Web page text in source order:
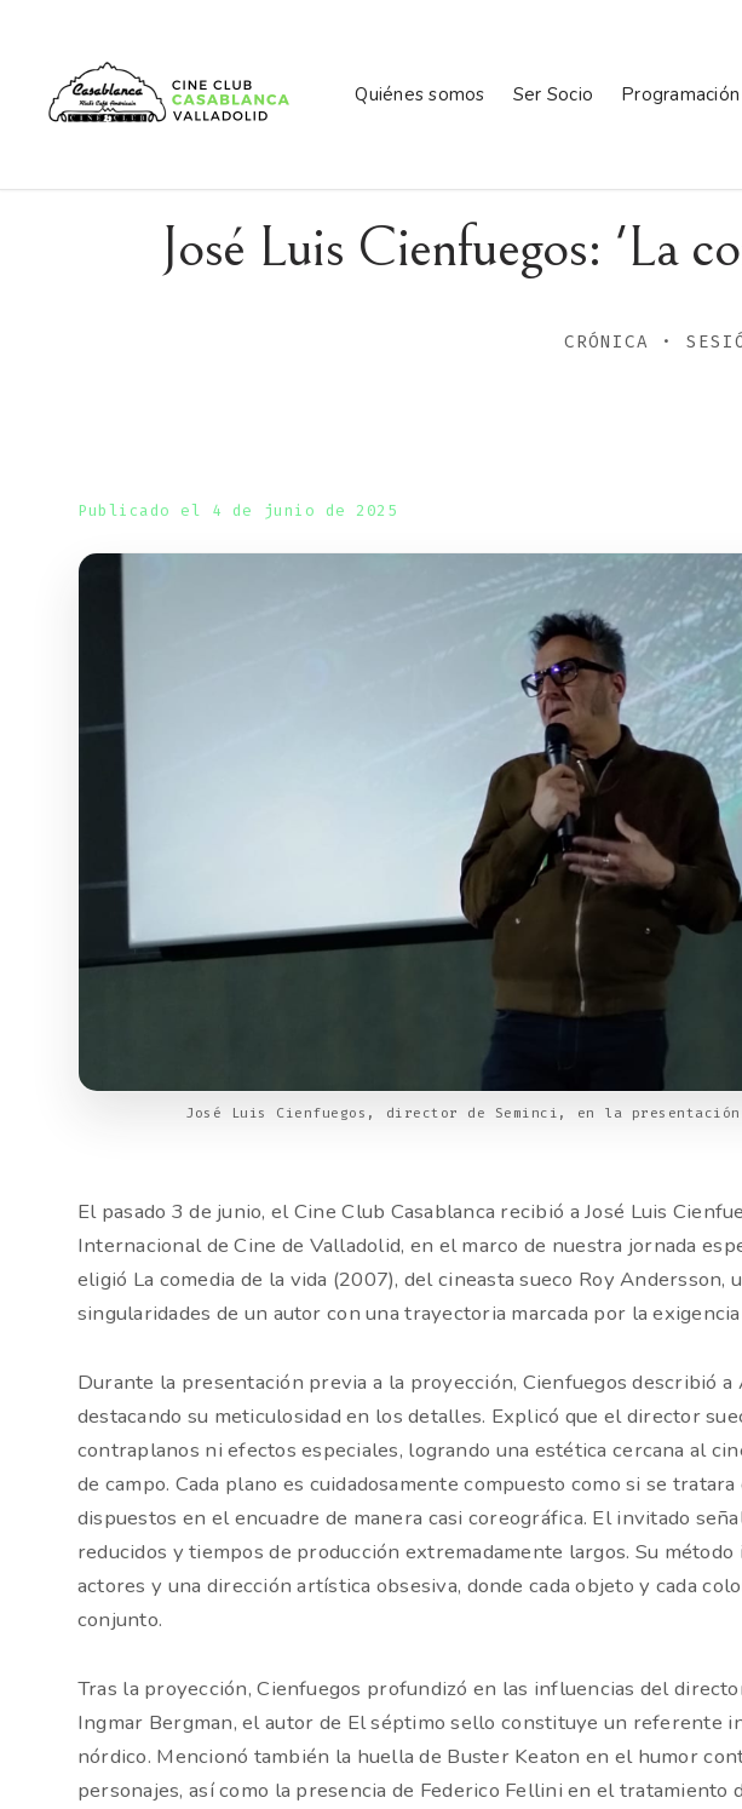
Quiénes somos Ser Socio Programación
José Luis Cienfuegos: 'La
CRÓNICA ·
Publicado el 4 de junio de 2025
José Luis Cienfuegos, director de Seminci, en la
El pasado 3 de junio, el Cine Club Casablanca recibió a José Luis
Internacional de Cine de Valladolid, en el marco de nuestra jornada
eligió La comedia de la vida (2007), del cineasta sueco Roy
singularidades de un autor con una trayectoria marcada por la
Durante la presentación previa a la proyección, Cienfuegos describió
destacando su meticulosidad en los detalles. Explicó que el director
contraplanos ni efectos especiales, logrando una estética cercana al
de campo. Cada plano es cuidadosamente compuesto como si se
dispuestos en el encuadre de manera casi coreográfica. El invitado
reducidos y tiempos de producción extremadamente largos. Su
actores y una dirección artística obsesiva, donde cada objeto y cada
conjunto.
Tras la proyección, Cienfuegos profundizó en las influencias del
Ingmar Bergman, el autor de El séptimo sello constituye un referente
nórdico. Mencionó también la huella de Buster Keaton en el humor
personajes, así como la presencia de Federico Fellini en el